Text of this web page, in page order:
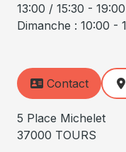
13:00 / 15:30 - 19:00
Dimanche : 10:00 -
Contact
5 Place Michelet
37000 TOURS